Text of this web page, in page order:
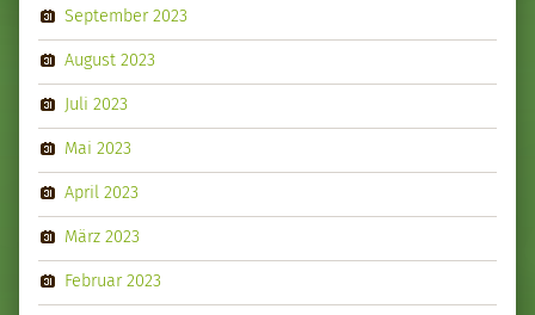
September 2023
August 2023
Juli 2023
Mai 2023
April 2023
März 2023
Februar 2023